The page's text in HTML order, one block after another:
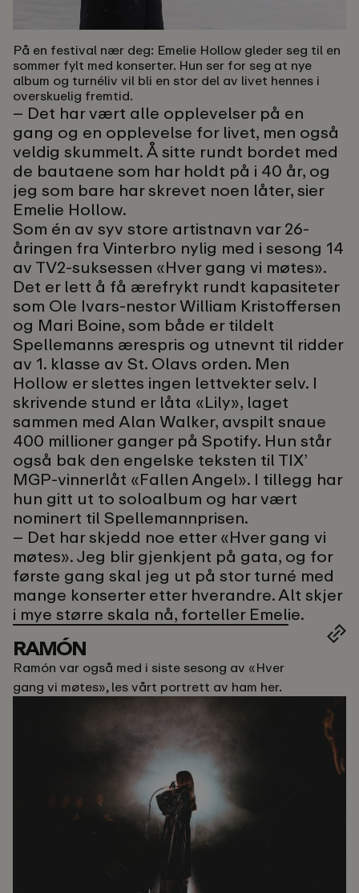
På en festival nær deg: Emelie Hollow gleder seg til en
sommer fylt med konserter. Hun ser for seg at nye
album og turnéliv vil bli en stor del av livet hennes i
overskuelig fremtid.
– Det har vært alle opplevelser på en
gang og en opplevelse for livet, men også
veldig skummelt. Å sitte rundt bordet med
de bautaene som har holdt på i 40 år, og
jeg som bare har skrevet noen låter, sier
Emelie Hollow.
Som én av syv store artistnavn var 26-
åringen fra Vinterbro nylig med i sesong 14
av TV2-suksessen «Hver gang vi møtes».
Det er lett å få ærefrykt rundt kapasiteter
som Ole Ivars-nestor William Kristoffersen
og Mari Boine, som både er tildelt
Spellemanns ærespris og utnevnt til ridder
av 1. klasse av St. Olavs orden. Men
Hollow er slettes ingen lettvekter selv. I
skrivende stund er låta «Lily», laget
sammen med Alan Walker, avspilt snaue
400 millioner ganger på Spotify. Hun står
også bak den engelske teksten til TIX’
MGP-vinnerlåt «Fallen Angel». I tillegg har
hun gitt ut to soloalbum og har vært
nominert til Spellemannprisen.
– Det har skjedd noe etter «Hver gang vi
møtes». Jeg blir gjenkjent på gata, og for
første gang skal jeg ut på stor turné med
mange konserter etter hverandre. Alt skjer
i mye større skala nå, forteller Emelie.
RAMÓN
Ramón var også med i siste sesong av «Hver
gang vi møtes», les vårt portrett av ham her.